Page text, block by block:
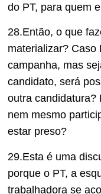
do PT, para quem
28.Então, o que
materializar? Caso
campanha, mas
candidato, será
outra candidatura?
nem mesmo
estar preso?
29.Esta é uma
porque o PT, a
trabalhadora se